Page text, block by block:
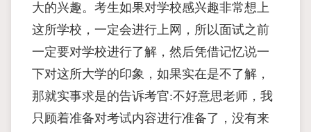
大的兴趣。考生如果对学校感兴趣非常想上
这所学校，一定会进行上网，所以面试之前
一定要对学校进行了解，然后凭借记忆说一
下对这所大学的印象，如果实在是不了解，
那就实事求是的告诉考官:不好意思老师，我
只顾着准备对考试内容进行准备了，没有来